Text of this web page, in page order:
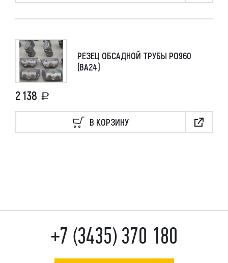
РЕЗЕЦ ОБСАДНОЙ ТРУБЫ РО960
(ВА24)
2 138
В КОРЗИНУ
+7 (3435) 370 180